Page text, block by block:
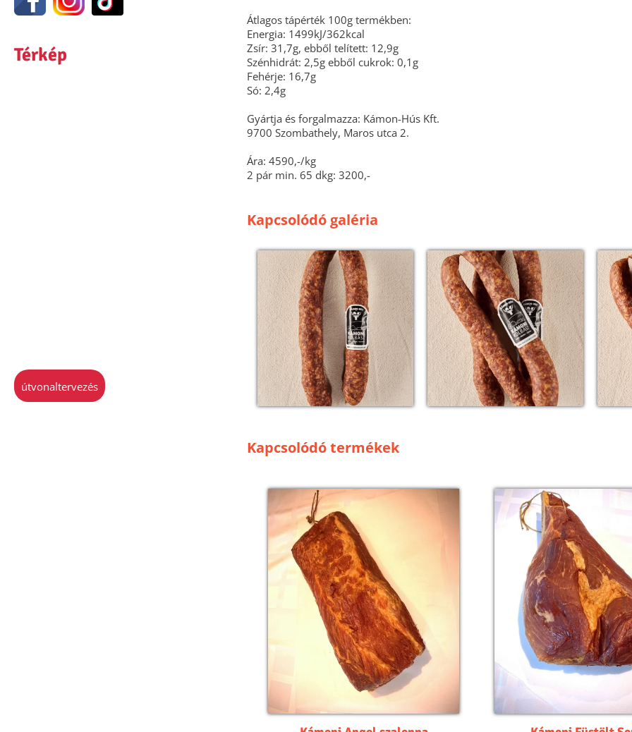
Térkép
útvonaltervezés
Átlagos tápérték 100g termékben:
Energia: 1499kJ/362kcal
Zsír: 31,7g, ebből telített: 12,9g
Szénhidrát: 2,5g ebből cukrok: 0,1g
Fehérje: 16,7g
Só: 2,4g
Gyártja és forgalmazza: Kámon-Hús Kft.
9700 Szombathely, Maros utca 2.
Ára: 4590,-/kg
2 pár min. 65 dkg: 3200,-
Kapcsolódó galéria
Kapcsolódó termékek